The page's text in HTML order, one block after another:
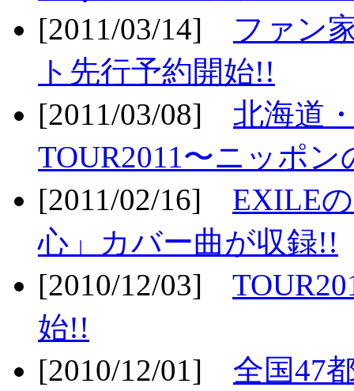
[2011/03/14] ファン
ト先行予約開始!!
[2011/03/08] 北海道
TOUR2011〜ニッポ
[2011/02/16] EXILE
心」カバー曲が収録!!
[2010/12/03]
始!!
[2010/12/01] 全国47